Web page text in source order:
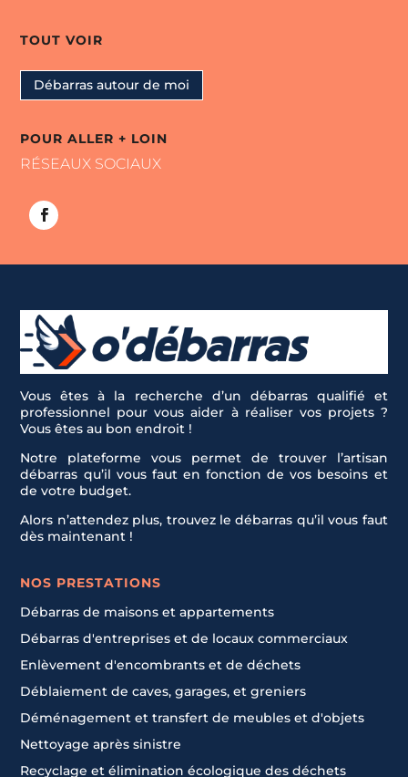
TOUT VOIR
Débarras autour de moi
POUR ALLER + LOIN
RÉSEAUX SOCIAUX
Vous êtes à la recherche d’un débarras qualifié et
professionnel pour vous aider à réaliser vos projets ?
Vous êtes au bon endroit !
Notre plateforme vous permet de trouver l’artisan
débarras qu’il vous faut en fonction de vos besoins et
de votre budget.
Alors n’attendez plus, trouvez le débarras qu’il vous faut
dès maintenant !
NOS PRESTATIONS
Débarras de maisons et appartements
Débarras d'entreprises et de locaux commerciaux
Enlèvement d'encombrants et de déchets
Déblaiement de caves, garages, et greniers
Déménagement et transfert de meubles et d'objets
Nettoyage après sinistre
Recyclage et élimination écologique des déchets